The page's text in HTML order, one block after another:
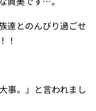
達とのんびり過ごせ
！
事。」と言われまし